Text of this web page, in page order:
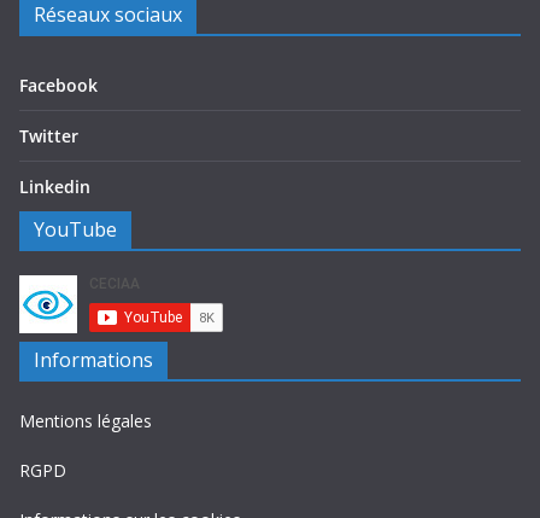
Réseaux sociaux
Facebook
Twitter
Linkedin
YouTube
Informations
Mentions légales
RGPD